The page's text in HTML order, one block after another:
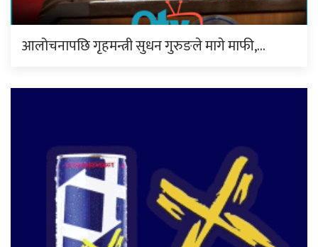
आलोचनापछि गृहमन्त्री सुधन गुरुङले मागे माफी,…